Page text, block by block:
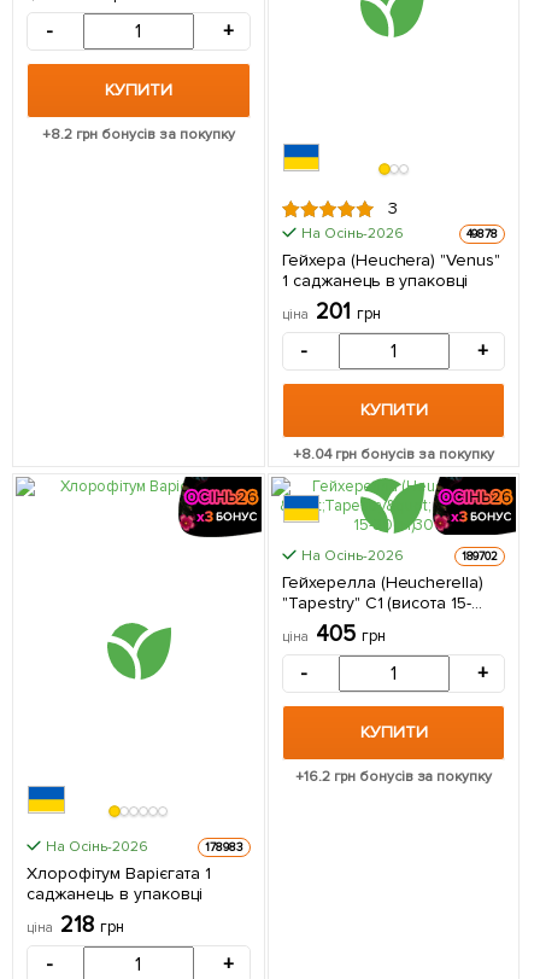
- +
КУПИТИ
+8.2 грн бонусів за покупку
3
На Осінь-2026 49878
Гейхера (Heuchera) "Venus"
1 саджанець в упаковці
ціна 201 грн
- +
КУПИТИ
+8.04грн бонусів за покупку
На Осінь-2026 178983
Хлорофітум Варієгата 1
саджанець в упаковці
ціна 218 грн
- +
КРУПНОМІР
На Осінь-2026 189702
Гейхерелла (Heucherella)
"Tapestry" С1 (висота 15-
30см) 1 саджанець в
упаковці
ціна 405 грн
- +
КУПИТИ
+16.2грн бонусів за покупку